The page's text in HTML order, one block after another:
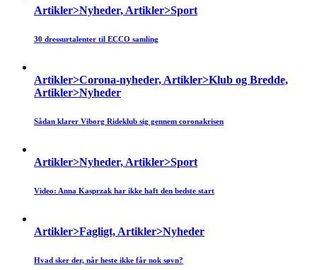
Artikler>Nyheder, Artikler>Sport
30 dressurtalenter til ECCO samling
Artikler>Corona-nyheder, Artikler>Klub og Bredde,
Artikler>Nyheder
Sådan klarer Viborg Rideklub sig gennem coronakrisen
Artikler>Nyheder, Artikler>Sport
Video: Anna Kasprzak har ikke haft den bedste start
Artikler>Fagligt, Artikler>Nyheder
Hvad sker der, når heste ikke får nok søvn?